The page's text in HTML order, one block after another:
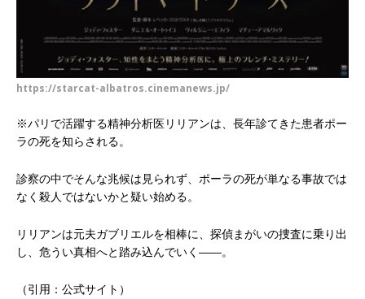
https://starcat-albatros.cinemanews.jp/
※パリで活躍する精神分析医リリアンは、長年診てきた患者ポー
ラの死を知らされる。
診察の中でそんな兆候は見られず、ポーラの死が単なる事故では
なく殺人ではないかと疑い始める。
リリアンは元夫ガブリエルを相棒に、探偵まがいの捜査に乗り出
し、危うい真相へと踏み込んでいく――。
（引用：公式サイト）